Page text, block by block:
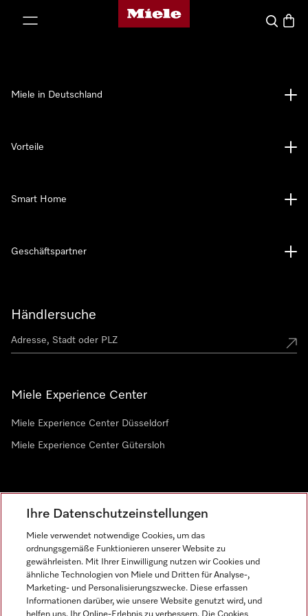
Miele-Homepage
Suche
Händlersuche
Miele Experience Center
Miele Experience Center Düsseldorf
Miele Experience Center Gütersloh
Miele in Deutschland
Vorteile
Smart Home
Geschäftspartner
Ihre Datenschutzeinstellungen
Miele verwendet notwendige Cookies, um das
ordnungsgemäße Funktionieren unserer Website zu
gewährleisten. Mit Ihrer Einwilligung nutzen wir Cookies und
ähnliche Technologien von Miele und Dritten für Analyse-,
Marketing- und Personalisierungszwecke. Diese erfassen
Informationen darüber, wie unsere Website genutzt wird, und